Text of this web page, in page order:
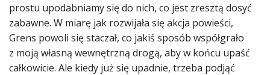
prostu upodabniamy się do nich, co jest zresztą dosyć
zabawne. W miarę jak rozwijała się akcja powieści,
Grens powoli się staczał, co jakiś sposób współgrało
z moją własną wewnętrzną drogą, aby w końcu upaść
całkowicie. Ale kiedy już się upadnie, trzeba podjąć